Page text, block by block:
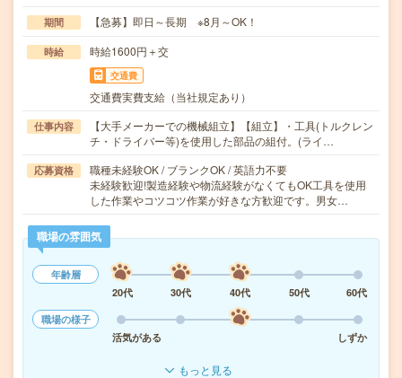
期間 【急募】即日～長期 ※8月～OK！
時給 時給1600円＋交
交通費
交通費実費支給（当社規定あり）
仕事内容
【大手メーカーでの機械組立】【組立】・工具(トルクレン
チ・ドライバー等)を使用した部品の組付。(ライ…
応募資格
職種未経験OK / ブランクOK / 英語力不要
未経験歓迎!製造経験や物流経験がなくてもOK工具を使用
した作業やコツコツ作業が好きな方歓迎です。男女…
職場の雰囲気
年齢層
20代
30代 40代 50代
60代
職場の様子
活気がある
しずか
もっと見る